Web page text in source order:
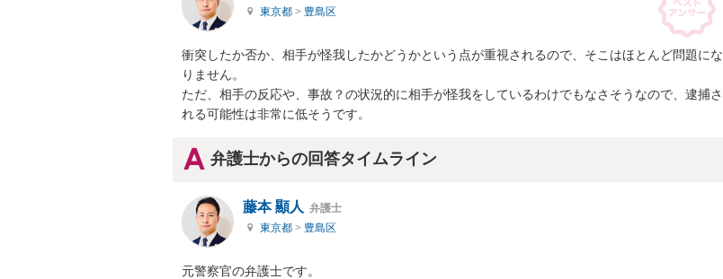
東京都 > 豊島区
衝突したか否か、相手が怪我したかどうかという点が重視されるので、そこはほとんど問題にな
りません。
ただ、相手の反応や、事故？の状況的に相手が怪我をしているわけでもなさそうなので、逮捕さ
れる可能性は非常に低そうです。
弁護士からの回答タイムライン
藤本 顯人 弁護士
東京都 > 豊島区
元警察官の弁護士です。